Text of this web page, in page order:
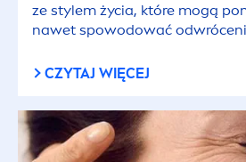
ze stylem życia, które mogą
nawet spowodować
młodziej.
CZYTAJ WIĘCEJ